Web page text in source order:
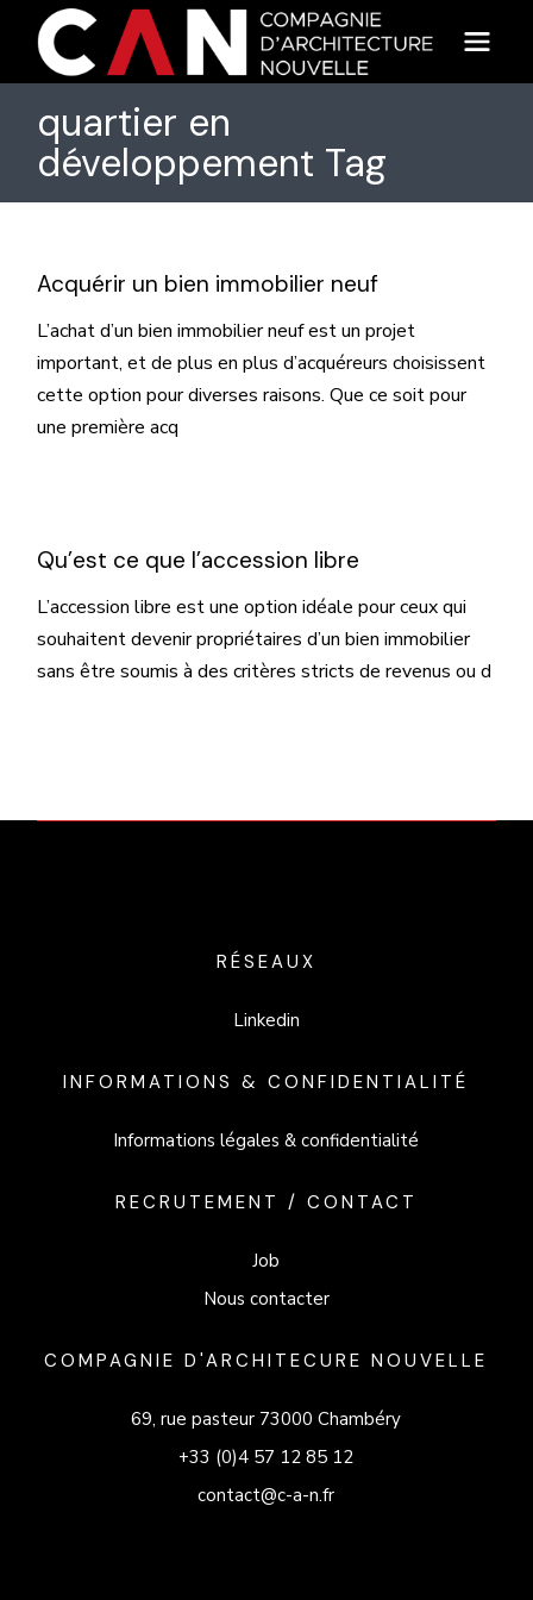
content
quartier en
développement Tag
Acquérir un bien immobilier neuf
L’achat d’un bien immobilier neuf est un projet
important, et de plus en plus d’acquéreurs choisissent
cette option pour diverses raisons. Que ce soit pour
une première acq
Qu’est ce que l’accession libre
L’accession libre est une option idéale pour ceux qui
souhaitent devenir propriétaires d’un bien immobilier
sans être soumis à des critères stricts de revenus ou d
RÉSEAUX
Linkedin
INFORMATIONS & CONFIDENTIALITÉ
Informations légales & confidentialité
RECRUTEMENT / CONTACT
Job
Nous contacter
COMPAGNIE D'ARCHITECURE NOUVELLE
69, rue pasteur 73000 Chambéry
+33 (0)4 57 12 85 12
contact@c-a-n.fr